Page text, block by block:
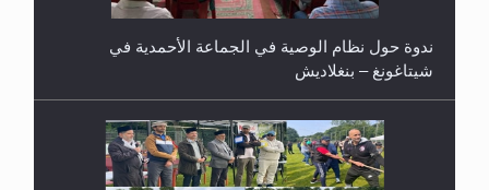
ندوة حول نظام الوصية في الجماعة الأحمدية في
شيتاغونغ – بنغلاديش